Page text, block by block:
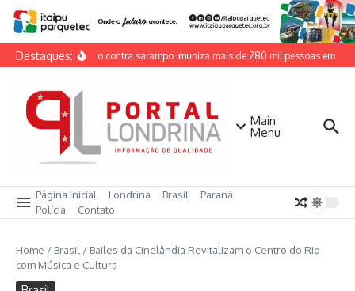
Ir para o conteúdo
Destaques:Vacinação contra sarampo imuniza mais de 280 mil pessoas em São
Main
Menu
Página Inicial Londrina Brasil
Paraná
Polícia
Contato
Home / Brasil / Bailes da Cinelândia Revitalizam o Centro do Rio
com Música e Cultura